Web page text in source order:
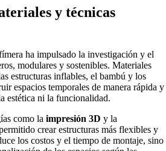
y técnicas
ha impulsado la investigación y el
modulares y sostenibles. Materiales
estructuras inflables, el bambú y los
espacios temporales de manera rápida y
estética ni la funcionalidad.
como la impresión 3D y la
crear estructuras más flexibles y
los costos y el tiempo de montaje, sino